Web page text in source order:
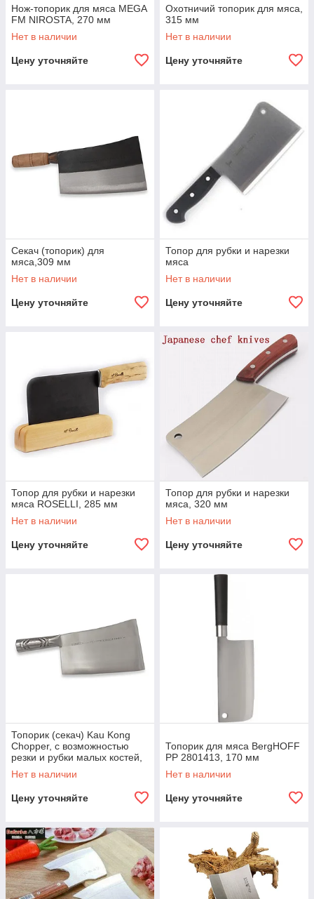
Нож-топорик для мяса MEGA
FM NIROSTA, 270 мм
Нет в наличии
Цену уточняйте
Охотничий топорик для мяса,
315 мм
Нет в наличии
Цену уточняйте
Секач (топорик) для
мяса,309 мм
Нет в наличии
Цену уточняйте
Топор для рубки и нарезки
мяса
Нет в наличии
Цену уточняйте
Топор для рубки и нарезки
мяса ROSELLI, 285 мм
Нет в наличии
Цену уточняйте
Топор для рубки и нарезки
мяса, 320 мм
Нет в наличии
Цену уточняйте
Топорик (секач) Kau Kong
Chopper, с возможностью
резки и рубки малых костей,
299 мм
Нет в наличии
Цену уточняйте
Топорик для мяса BergHOFF
РР 2801413, 170 мм
Нет в наличии
Цену уточняйте